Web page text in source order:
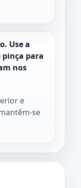
Use a
pinça para
nos
e
se